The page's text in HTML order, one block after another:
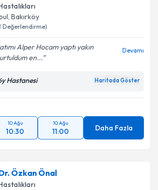
, Bakırköy
Değerlendirme)
Alper Hocam yaptı yakın
en...
Devamı
Hastanesi Haritada Göster
10 Ağu
10:30
10 Ağu
11:00 Daha Fazla
Özkan Önal